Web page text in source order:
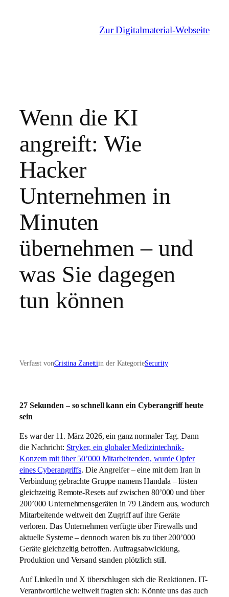
Zur Digitalmaterial-Webseite
Wenn die KI
angreift: Wie
Hacker
Unternehmen in
Minuten
übernehmen – und
was Sie dagegen
tun können
Verfasst vonCristina Zanettiin der KategorieSecurity
27 Sekunden – so schnell kann ein Cyberangriff heute
sein
Es war der 11. März 2026, ein ganz normaler Tag. Dann
die Nachricht: Stryker, ein globaler Medizintechnik-
Konzern mit über 50’000 Mitarbeitenden, wurde Opfer
eines Cyberangriffs. Die Angreifer – eine mit dem Iran in
Verbindung gebrachte Gruppe namens Handala – lösten
gleichzeitig Remote-Resets auf zwischen 80’000 und über
200’000 Unternehmensgeräten in 79 Ländern aus, wodurch
Mitarbeitende weltweit den Zugriff auf ihre Geräte
verloren. Das Unternehmen verfügte über Firewalls und
aktuelle Systeme – dennoch waren bis zu über 200’000
Geräte gleichzeitig betroffen. Auftragsabwicklung,
Produktion und Versand standen plötzlich still.
Auf LinkedIn und X überschlugen sich die Reaktionen. IT-
Verantwortliche weltweit fragten sich: Könnte uns das auch